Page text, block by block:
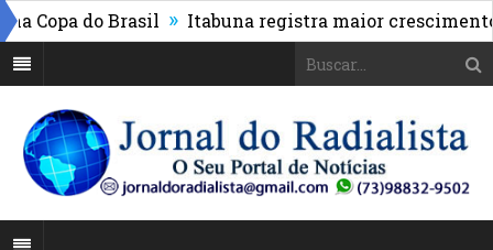
do Brasil » Itabuna registra maior crescimento do